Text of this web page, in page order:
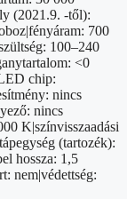
(2021.9. -től):
700
100–240
<0
chip:
nincs
nincs
K|színvisszaadási
(tartozék):
hossza: 1,5
nem|védettség: